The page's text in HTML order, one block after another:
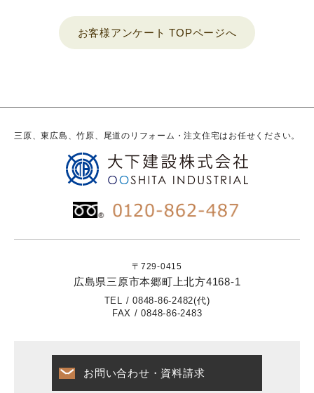
お客様アンケート TOPページへ
三原、東広島、竹原、尾道のリフォーム・注文住宅はお任せください。
〒729-0415
広島県三原市本郷町上北方4168-1
TEL / 0848-86-2482(代)
FAX / 0848-86-2483
お問い合わせ・資料請求